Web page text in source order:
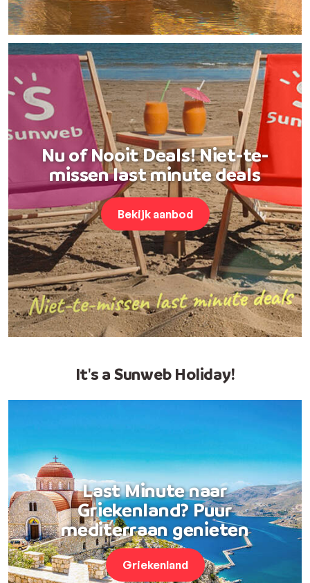
Nu of Nooit Deals! Niet-te-
missen last minute deals
Bekijk aanbod
It's a Sunweb Holiday!
Last Minute naar
Griekenland? Puur
mediterraan genieten
Griekenland